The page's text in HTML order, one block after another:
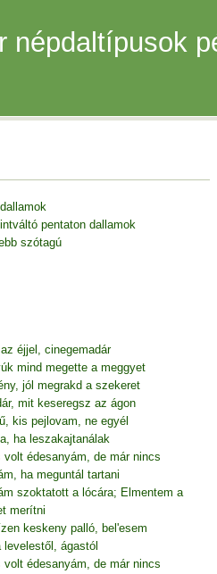
népdaltípusok
pentaton dallamok
szótagú
éjjel, cinegemadár
mind megette a meggyet
jól megrakd a szekeret
mit keseregsz az ágon
kis pejlovam, ne egyél
ha leszakajtanálak
volt édesanyám, de már nincs
ha meguntál tartani
szoktatott a lócára; Elmentem a
merítni
keskeny palló, bel'esem
levelestől, ágastól
volt édesanyám, de már nincs